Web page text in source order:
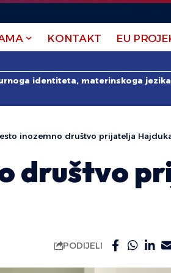
KONTAKT EU
identiteta, materinskoga
inozemno društvo prijatelja
društvo
PODIJELI